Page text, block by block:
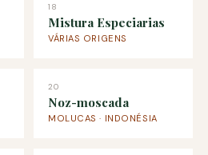
18
Mistura Especiarias
VÁRIAS ORIGENS
20
Noz-moscada
MOLUCAS · INDONÉSIA